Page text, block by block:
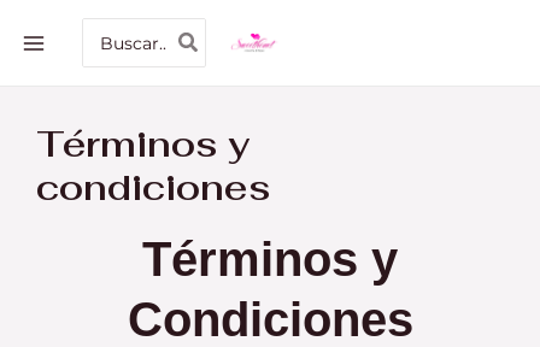
contenido
MAIN
MENUpor:
Términos y
condiciones
Términos y
Condiciones